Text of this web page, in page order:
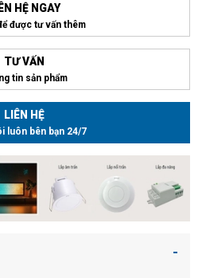
HỆ NGAY
được tư vấn thêm
TƯ VẤN
tin sản phẩm
LIÊN HỆ
luôn bên bạn 24/7